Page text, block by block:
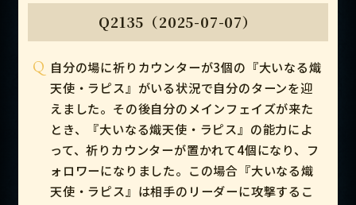
Q2135（2025-07-07）
Q 自分の場に祈りカウンターが3個の『大いなる熾
天使・ラピス』がいる状況で自分のターンを迎
えました。その後自分のメインフェイズが来た
とき、『大いなる熾天使・ラピス』の能力によ
って、祈りカウンターが置かれて4個になり、フ
ォロワーになりました。この場合『大いなる熾
天使・ラピス』は相手のリーダーに攻撃するこ